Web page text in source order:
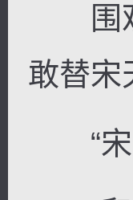
围观
敢替宋
“宋